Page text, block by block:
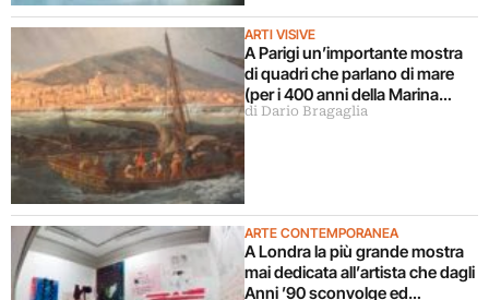
ARTI VISIVE
A Parigi un’importante mostra
di quadri che parlano di mare
(per i 400 anni della Marina
Francese)
di Dario Bragaglia
ARTE CONTEMPORANEA
A Londra la più grande mostra
mai dedicata all’artista che dagli
Anni ’90 sconvolge ed